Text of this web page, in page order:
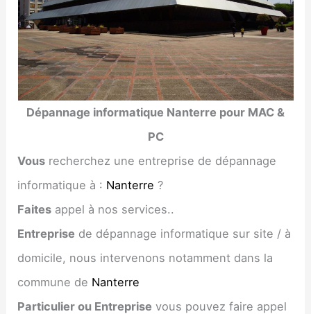
Dépannage informatique Nanterre pour MAC &
PC
Vous recherchez une entreprise de dépannage
informatique à : Nanterre ?
Faites appel à nos services..
Entreprise de dépannage informatique sur site / à
domicile, nous intervenons notamment dans la
commune de Nanterre
Particulier ou Entreprise vous pouvez faire appel